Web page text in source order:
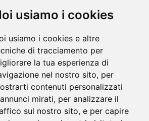
usiamo i cookies
usiamo i cookies e altre
di tracciamento per
la tua esperienza di
nel nostro sito, per
contenuti personalizzati
mirati, per analizzare il
sul nostro sito, e per capire
180 grammi con bonus track.
a Milano: unica data italiana 2026
tornano in Italia per un'unica data: il 16
di Milano con lo Zobi Tour. Rock acustico,
mediterranei per uno dei gruppi più
francese.